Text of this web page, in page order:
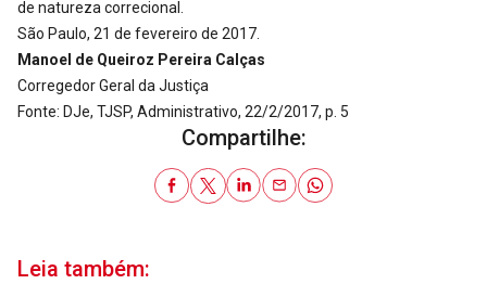
de natureza correcional.
São Paulo, 21 de fevereiro de 2017.
Manoel de Queiroz Pereira Calças
Corregedor Geral da Justiça
Fonte: DJe, TJSP, Administrativo, 22/2/2017, p. 5
Compartilhe:
Leia também: